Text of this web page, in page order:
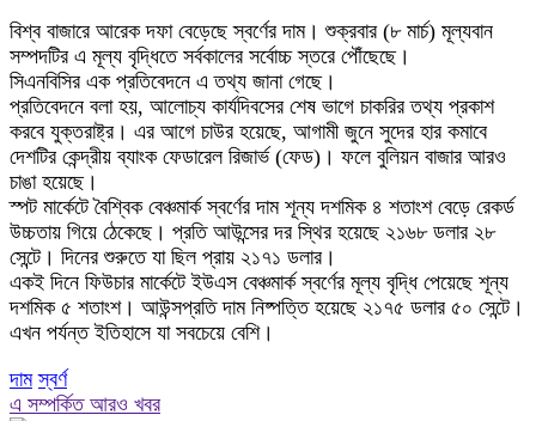
বিশ্ব বাজারে আরেক দফা বেড়েছে স্বর্ণের দাম। শুক্রবার (৮ মার্চ) মূল্যবান
সম্পদটির এ মূল্য বৃদ্ধিতে সর্বকালের সর্বোচ্চ স্তরে পৌঁছেছে।
সিএনবিসির এক প্রতিবেদনে এ তথ্য জানা গেছে।
প্রতিবেদনে বলা হয়, আলোচ্য কার্যদিবসের শেষ ভাগে চাকরির তথ্য প্রকাশ
করবে যুক্তরাষ্ট্র। এর আগে চাউর হয়েছে, আগামী জুনে সুদের হার কমাবে
দেশটির কেন্দ্রীয় ব্যাংক ফেডারেল রিজার্ভ (ফেড)। ফলে বুলিয়ন বাজার আরও
চাঙা হয়েছে।
স্পট মার্কেটে বৈশ্বিক বেঞ্চমার্ক স্বর্ণের দাম শূন্য দশমিক ৪ শতাংশ বেড়ে রেকর্ড
উচ্চতায় গিয়ে ঠেকেছে। প্রতি আউন্সের দর স্থির হয়েছে ২১৬৮ ডলার ২৮
সেন্টে। দিনের শুরুতে যা ছিল প্রায় ২১৭১ ডলার।
একই দিনে ফিউচার মার্কেটে ইউএস বেঞ্চমার্ক স্বর্ণের মূল্য বৃদ্ধি পেয়েছে শূন্য
দশমিক ৫ শতাংশ। আউন্সপ্রতি দাম নিষ্পত্তি হয়েছে ২১৭৫ ডলার ৫০ সেন্টে।
এখন পর্যন্ত ইতিহাসে যা সবচেয়ে বেশি।
দাম স্বর্ণ
এ সম্পর্কিত আরও খবর